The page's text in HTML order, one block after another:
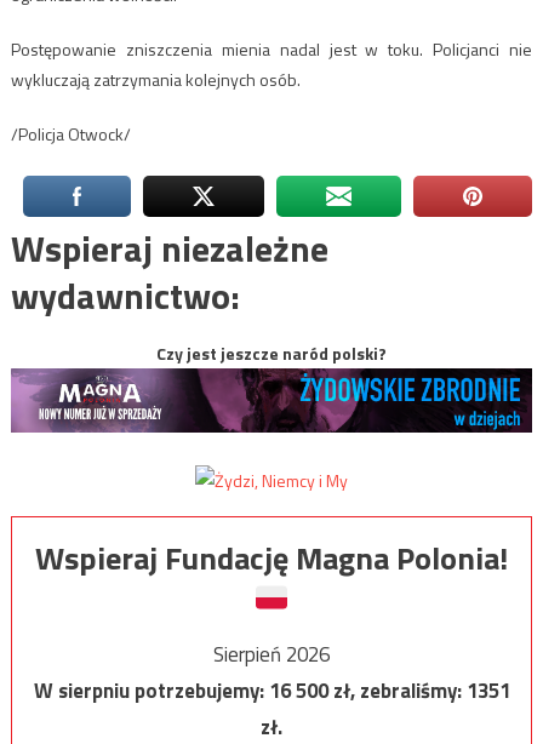
Postępowanie zniszczenia mienia nadal jest w toku. Policjanci nie
wykluczają zatrzymania kolejnych osób.
/Policja Otwock/
Wspieraj niezależne
wydawnictwo:
Czy jest jeszcze naród polski?
Wspieraj Fundację Magna Polonia!
Sierpień 2026
W sierpniu potrzebujemy:16 500zł, zebraliśmy:1351
zł.